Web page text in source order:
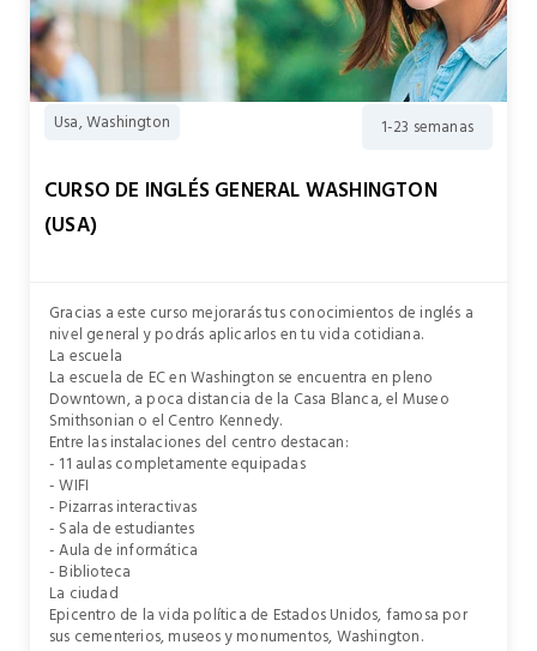
Usa, Washington 1-23 semanas
CURSO DE INGLÉS GENERAL WASHINGTON
(USA)
Gracias a este curso mejorarás tus conocimientos de inglés a
nivel general y podrás aplicarlos en tu vida cotidiana.
La escuela
La escuela de EC en Washington se encuentra en pleno
Downtown, a poca distancia de la Casa Blanca, el Museo
Smithsonian o el Centro Kennedy.
Entre las instalaciones del centro destacan:
- 11 aulas completamente equipadas
- WIFI
- Pizarras interactivas
- Sala de estudiantes
- Aula de informática
- Biblioteca
La ciudad
Epicentro de la vida política de Estados Unidos, famosa por
sus cementerios, museos y monumentos, Washington.